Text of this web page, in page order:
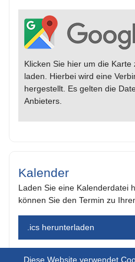
Klicken Sie hier um die
laden. Hierbei wird eine
hergestellt. Es gelten die
Anbieters.
Kalender
Laden Sie eine Kalenderdatei
können Sie den Termin zu
.ics herunterladen
Diese Website verwendet